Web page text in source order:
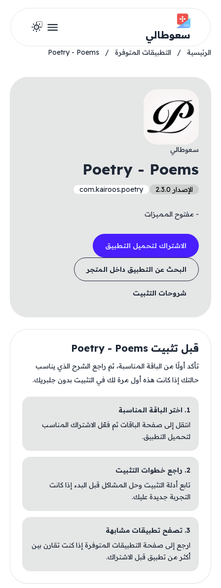
سعوطالي
الرئيسية / التطبيقات المتوفرة /
Poetry - Poems
سعوطالي
Poetry - Poems
الإصدار 2.3.0 com.kairoos.poetry
- مفتوح المميزات
الاشتراك لتحميل التطبيق
البحث عن التطبيق داخل المتجر
شروحات التثبيت
قبل تثبيت Poetry - Poems
تأكد أولًا من الباقة المناسبة، ثم راجع الشرح الذي يناسب
حالتك إذا كانت هذه أول مرة لك في التثبيت بدون جلبريك.
1. اختر الباقة المناسبة
انتقل إلى صفحة الباقات ثم فعّل الاشتراك المناسب
لتحميل التطبيق.
2. راجع خطوات التثبيت
تابع أدلة التثبيت وحل المشاكل قبل البدء إذا كانت
التجربة جديدة عليك.
3. تصفح تطبيقات مشابهة
ارجع إلى صفحة التطبيقات المتوفرة إذا كنت تقارن بين
أكثر من تطبيق قبل الاشتراك.